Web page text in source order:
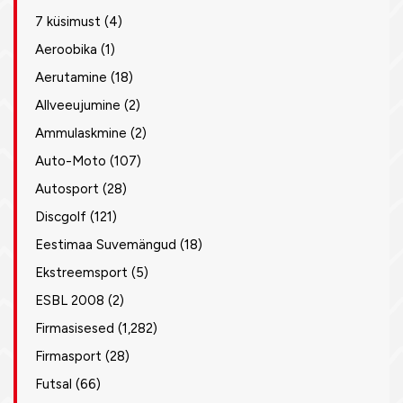
7 küsimust (4)
Aeroobika (1)
Aerutamine (18)
Allveeujumine (2)
Ammulaskmine (2)
Auto-Moto (107)
Autosport (28)
Discgolf (121)
Eestimaa Suvemängud (18)
Ekstreemsport (5)
ESBL 2008 (2)
Firmasisesed (1,282)
Firmasport (28)
Futsal (66)